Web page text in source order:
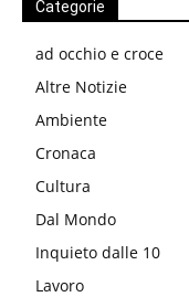
Categorie
ad occhio e croce
Altre Notizie
Ambiente
Cronaca
Cultura
Dal Mondo
Inquieto dalle 10
Lavoro